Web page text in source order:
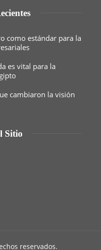
como estándar para la
es vital para la
cambiaron la visión
Sitio
reservados.